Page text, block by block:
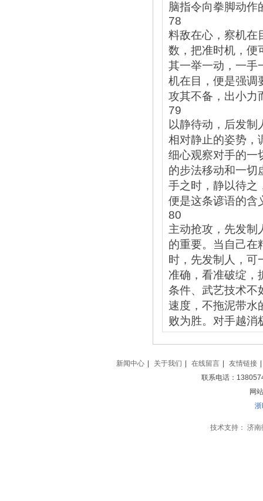
脑指令向拳脚动作
78
料敌在心，察机在
数，把准时机，便
其一举一动，一手
机在目，便是强调
攻其不备，出小力
79
以静待动，后发
相对静止的姿势，
细心观察对手的一
的步法移动和一切
手之时，静以待之
便是这条谚语的含
80
主动抢攻，先发制
的重要。当自己在
时，先发制人，
准确，看准破绽，
条件、武艺技术不
速度，不拖泥带水
败为胜。对手越消
新闻中心 关于我们 在线留言 友情链接
联系电话：
网
技术支持： 济南